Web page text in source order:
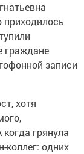
приходилось
граждане
записи
хотя
грянула
одних